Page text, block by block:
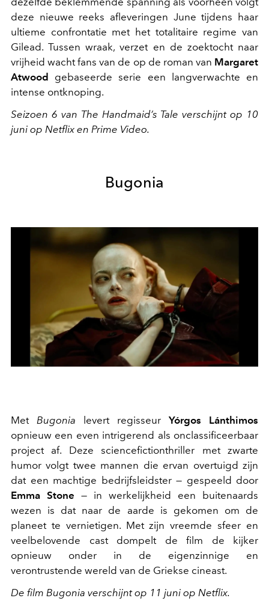
deze nieuwe reeks afleveringen June tijdens haar
ultieme confrontatie met het totalitaire regime van
Gilead. Tussen wraak, verzet en de zoektocht naar
vrijheid wacht fans van de op de roman van Margaret
Atwood gebaseerde serie een langverwachte en
intense ontknoping.
Seizoen 6 van The Handmaid’s Tale verschijnt op 10
juni op Netflix en Prime Video.
Bugonia
Met Bugonia levert regisseur Yórgos Lánthimos
opnieuw een even intrigerend als onclassificeerbaar
project af. Deze sciencefictionthriller met zwarte
humor volgt twee mannen die ervan overtuigd zijn
dat een machtige bedrijfsleidster — gespeeld door
Emma Stone — in werkelijkheid een buitenaards
wezen is dat naar de aarde is gekomen om de
planeet te vernietigen. Met zijn vreemde sfeer en
veelbelovende cast dompelt de film de kijker
opnieuw onder in de eigenzinnige en
verontrustende wereld van de Griekse cineast.
De film Bugonia verschijnt op 11 juni op Netflix.